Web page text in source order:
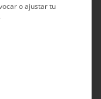
de
el
o ajustar tu
.
DE LOS GRUPOS